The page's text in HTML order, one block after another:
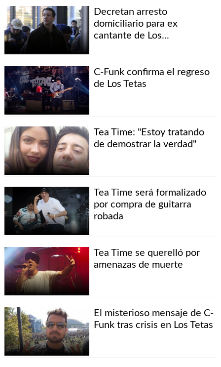
Decretan arresto
domiciliario para ex
cantante de Los...
C-Funk confirma el regreso
de Los Tetas
Tea Time: "Estoy tratando
de demostrar la verdad"
Tea Time será formalizado
por compra de guitarra
robada
Tea Time se querelló por
amenazas de muerte
El misterioso mensaje de C-
Funk tras crisis en Los Tetas